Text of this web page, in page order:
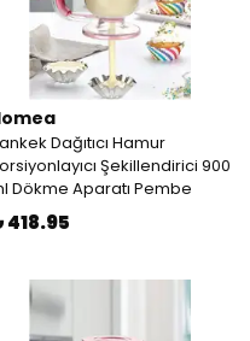
Dağıtıcı Hamur
Şekillendirici 900
Dökme Aparatı Pembe
418.95